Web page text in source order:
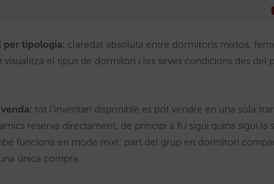
per tipologia: claredat absoluta entre dormitoris mixtos,
visualitza el tipus de dormitori i les seves condicions des del
tot l’inventari disponible es pot vendre en una sola
reserva directament, de principi a fi i sigui quina sigui la
funciona en mode mixt: part del grup en dormitori
única compra.